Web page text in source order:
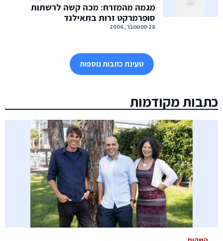
מגמה מהמזרח: מכה קשה לרשתות
סופרמרקט זרות בתאילנד
28 ספטמבר, 2006
טעינת כתבות נוספות
כתבות מקודמות